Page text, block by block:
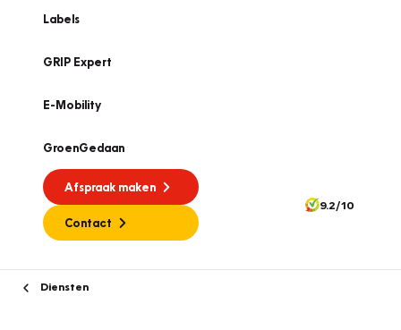
Labels
GRIP Expert
E-Mobility
GroenGedaan
Afspraak maken
Contact
9.2/10
Diensten